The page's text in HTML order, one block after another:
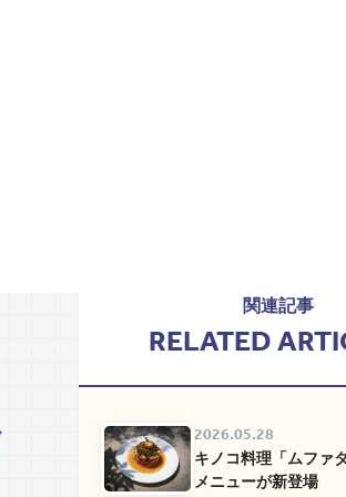
関連記事
RELATED
2026.05.28
キノコ料理「ムファ
メニューが新登場